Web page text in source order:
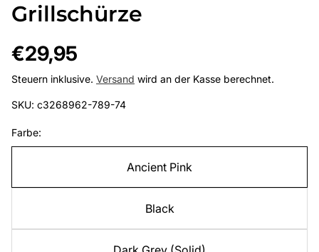
Grillschürze
Regulärer
Preis
€29,95
Steuern inklusive. Versand wird an der Kasse berechnet.
SKU: c3268962-789-74
Farbe:
Ancient Pink
Black